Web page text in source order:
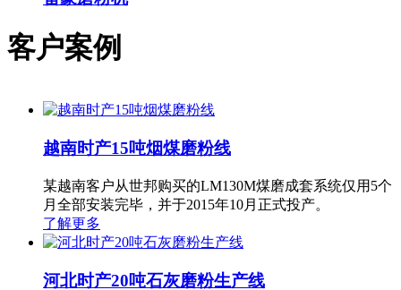
客户案例
越南时产15吨烟煤磨粉线
某越南客户从世邦购买的LM130M煤磨成套系统仅用5个
月全部安装完毕，并于2015年10月正式投产。
了解更多
河北时产20吨石灰磨粉生产线